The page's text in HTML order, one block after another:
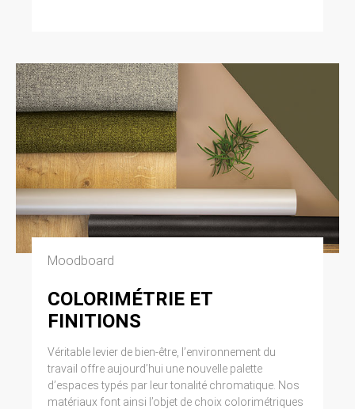
Moodboard
COLORIMÉTRIE ET
FINITIONS
Véritable levier de bien-être, l’environnement du
travail offre aujourd’hui une nouvelle palette
d’espaces typés par leur tonalité chromatique. Nos
matériaux font ainsi l’objet de choix colorimétriques